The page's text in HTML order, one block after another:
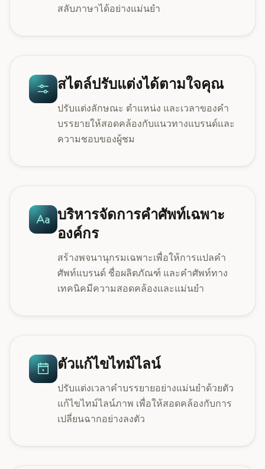
สลับภาษาได้อย่างแม่นยำ
สไตล์ปรับแต่งได้ตามใจคุณ
ปรับแต่งลักษณะ ตำแหน่ง และเวลาของคำ
บรรยายให้สอดคล้องกับแนวทางแบรนด์และ
ความชอบของผู้ชม
บริหารจัดการคำศัพท์เฉพาะ
องค์กร
สร้างพจนานุกรมเฉพาะเพื่อให้การแปลคำ
ศัพท์แบรนด์ ชื่อผลิตภัณฑ์ และคำศัพท์ทาง
เทคนิคมีความสอดคล้องและแม่นยำ
ตัวแก้ไขไทม์ไลน์
ปรับแต่งเวลาคำบรรยายอย่างแม่นยำด้วยตัว
แก้ไขไทม์ไลน์ภาพ เพื่อให้สอดคล้องกับการ
เปลี่ยนฉากอย่างลงตัว